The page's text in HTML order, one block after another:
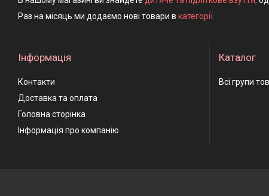
Раз на місяць ми додаємо нові товари в категорії.
Інформація
Контакти
Доставка та оплата
Головна сторінка
Інформація про компанію
Каталог
Всі групи